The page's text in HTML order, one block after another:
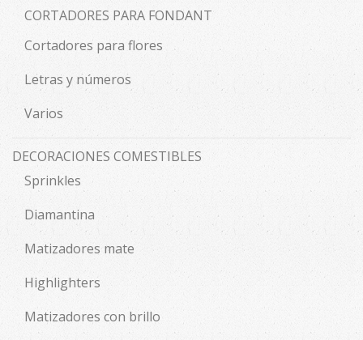
CORTADORES PARA FONDANT
Cortadores para flores
Letras y números
Varios
DECORACIONES COMESTIBLES
Sprinkles
Diamantina
Matizadores mate
Highlighters
Matizadores con brillo